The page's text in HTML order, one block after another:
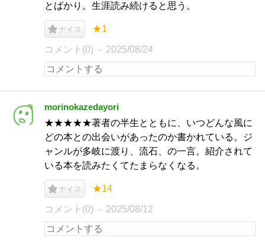
とばかり。生涯読み続けると思う。
ナイス ★1
コメント(0) 2025/08/24
morinokazedayori
★★★★★著者の半生とともに、いつどんな風に
どの本との出会いがあったのか書かれている。ジ
ャンルが多岐に渡り、流石、の一言。紹介されて
いる本を読みたくてたまらなくなる。
ナイス ★14
コメント(0) 2025/08/12